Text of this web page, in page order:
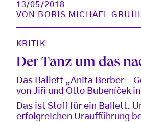
13/05/2018
VON
BORIS MICHAEL GRUHL
KRITIK
Der Tanz um das
Das Ballett „Anita Berber -
von Jiří und Otto Bubeníček
Das ist Stoff für ein Ballett.
erfolgreichen Uraufführung